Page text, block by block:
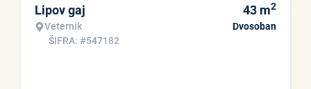
Lipov gaj
Veternik
ŠIFRA: #547182
43 m2
Dvosoban